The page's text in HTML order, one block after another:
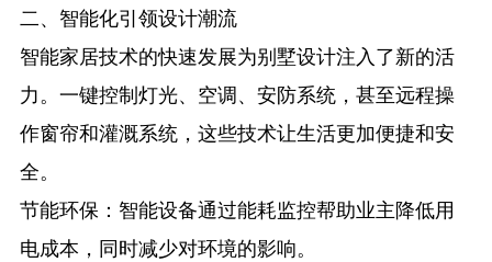
二、智能化引领设计潮流
智能家居技术的快速发展为别墅设计注入了新的活
力。一键控制灯光、空调、安防系统，甚至远程操
作窗帘和灌溉系统，这些技术让生活更加便捷和安
全。
节能环保 ：智能设备通过能耗监控帮助业主降低用
电成本，同时减少对环境的影响。